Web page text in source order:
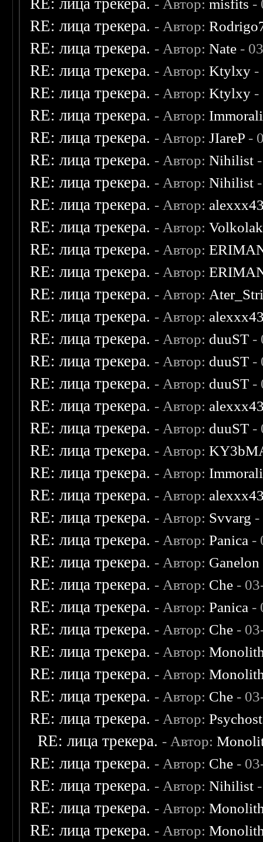
RE: лица трекера. - Автор:misfits -
RE: лица трекера. - Автор:
RE: лица трекера. - Автор:Nate -
RE: лица трекера. - Автор:Ktylxy -
RE: лица трекера. - Автор:Ktylxy -
RE: лица трекера. - Автор:
RE: лица трекера. - Автор:JIareP -
RE: лица трекера. - Автор:Nihilist
RE: лица трекера. - Автор:Nihilist
RE: лица трекера. - Автор:
RE: лица трекера. - Автор:Volkolak
RE: лица трекера. - Автор:
RE: лица трекера. - Автор:
RE: лица трекера. - Автор:
RE: лица трекера. - Автор:
RE: лица трекера. - Автор: duuST -
RE: лица трекера. - Автор: duuST -
RE: лица трекера. - Автор: duuST -
RE: лица трекера. - Автор:
RE: лица трекера. - Автор: duuST -
RE: лица трекера. - Автор:
RE: лица трекера. - Автор:
RE: лица трекера. - Автор:
RE: лица трекера. - Автор: Svvarg -
RE: лица трекера. - Автор:Panica -
RE: лица трекера. - Автор: Ganelon
RE: лица трекера. - Автор: Che -
RE: лица трекера. - Автор:Panica -
RE: лица трекера. - Автор: Che -
RE: лица трекера. - Автор:
RE: лица трекера. - Автор:
RE: лица трекера. - Автор: Che -
RE: лица трекера. - Автор:
RE: лица трекера. - Автор:
RE: лица трекера. - Автор: Che -
RE: лица трекера. - Автор:Nihilist
RE: лица трекера. - Автор:
RE: лица трекера. - Автор: